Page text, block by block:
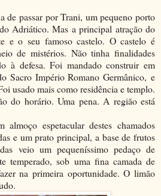
de passar por Trani, um pequeno porto
Adriático. Mas a principal atração do
e o seu famoso castelo. O castelo é
de mistérios. Não tinha finalidades
à defesa. Foi mandado construir em
Sacro Império Romano Germânico, e
usado mais como residência e templo.
do horário. Uma pena. A região está
espetacular destes chamados
e um prato principal, a base de frutos
veio um pequeníssimo pedaço de
temperado, sob uma fina camada de
na primeira oportunidade. O limão